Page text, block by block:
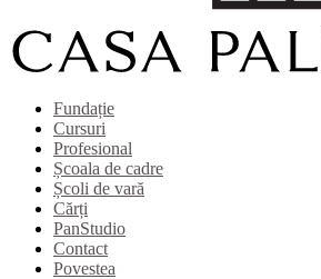
Fundație
Cursuri
Profesional
Școala de cadre
Școli de vară
Cărți
PanStudio
Contact
Povestea